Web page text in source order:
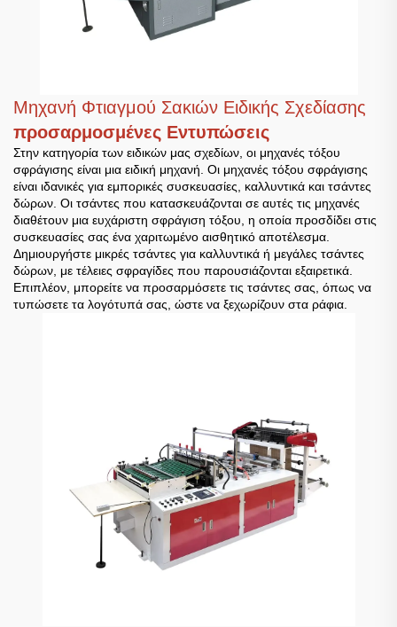
Μηχανή Φτιαγμού Σακιών Ειδικής Σχεδίασης
προσαρμοσμένες Εντυπώσεις
Στην κατηγορία των ειδικών μας σχεδίων, οι μηχανές τόξου
σφράγισης είναι μια ειδική μηχανή. Οι μηχανές τόξου σφράγισης
είναι ιδανικές για εμπορικές συσκευασίες, καλλυντικά και τσάντες
δώρων. Οι τσάντες που κατασκευάζονται σε αυτές τις μηχανές
διαθέτουν μια ευχάριστη σφράγιση τόξου, η οποία προσδίδει στις
συσκευασίες σας ένα χαριτωμένο αισθητικό αποτέλεσμα.
Δημιουργήστε μικρές τσάντες για καλλυντικά ή μεγάλες τσάντες
δώρων, με τέλειες σφραγίδες που παρουσιάζονται εξαιρετικά.
Επιπλέον, μπορείτε να προσαρμόσετε τις τσάντες σας, όπως να
τυπώσετε τα λογότυπά σας, ώστε να ξεχωρίζουν στα ράφια.